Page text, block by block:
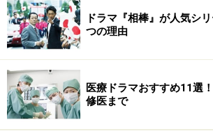
『ヒミツの花園（仮）』は少女コミッ
田夏世（釈）は担当していたファッシ
なり少女コミック雑誌に異動、人気作
担当になるが、花園の正体は４人の兄
ム。背景画担当の長男・片岡航（堺雅
性恐怖症、メーン画担当の二男・片岡
ドラマ『相棒』が人気シ
つの理由
医療ドラマおすすめ11選
修医まで